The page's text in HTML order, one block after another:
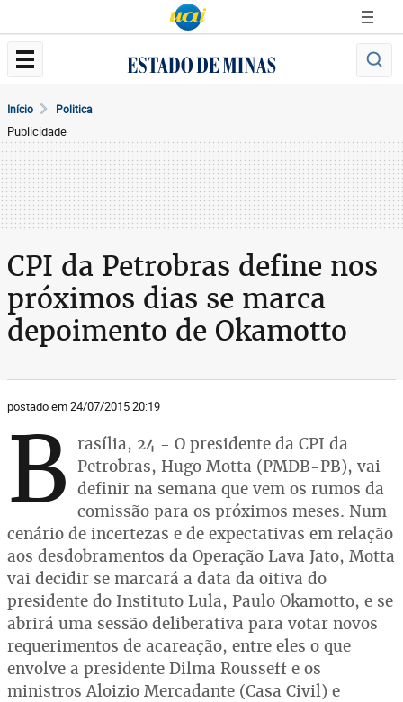
Início Politica
Publicidade
CPI da Petrobras define nos
próximos dias se marca
depoimento de Okamotto
postado em 24/07/2015 20:19
B rasília, 24 - O presidente da CPI da
Petrobras, Hugo Motta (PMDB-PB), vai
definir na semana que vem os rumos da
comissão para os próximos meses. Num
cenário de incertezas e de expectativas em relação
aos desdobramentos da Operação Lava Jato, Motta
vai decidir se marcará a data da oitiva do
presidente do Instituto Lula, Paulo Okamotto, e se
abrirá uma sessão deliberativa para votar novos
requerimentos de acareação, entre eles o que
envolve a presidente Dilma Rousseff e os
ministros Aloizio Mercadante (Casa Civil) e